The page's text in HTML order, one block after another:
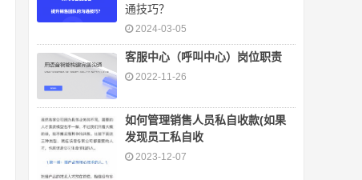
通技巧？
2024-03-05
客服中心（呼叫中心）岗位职责
2022-11-26
如何管理销售人员私自收款(如果
发现员工私自收
2023-12-07